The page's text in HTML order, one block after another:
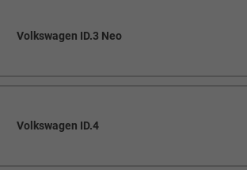
Volkswagen ID.3 Neo
Volkswagen ID.4